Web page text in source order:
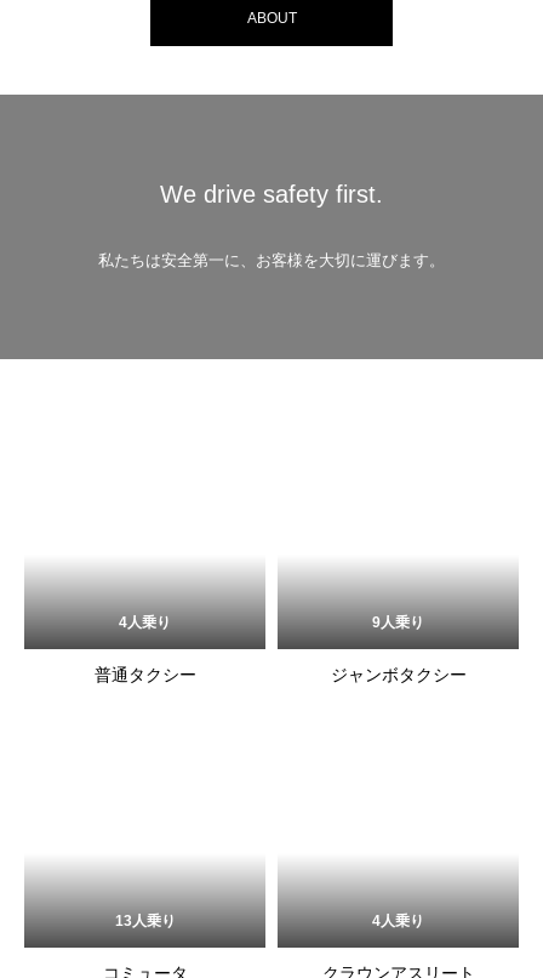
ABOUT
We drive safety first.
私たちは安全第一に、お客様を大切に運びます。
4人乗り
普通タクシー
9人乗り
ジャンボタクシー
13人乗り
コミュータ
4人乗り
クラウンアスリート